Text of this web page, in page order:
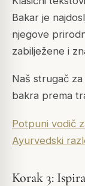
Bakar je
njegove
zabilježene i
Naš strugač
bakra prema
Potpuni vodič
Ayurvedski
Korak 3: